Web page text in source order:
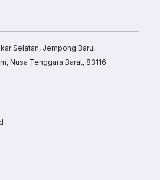
Selatan, Jempong Baru,
Nusa Tenggara Barat, 83116